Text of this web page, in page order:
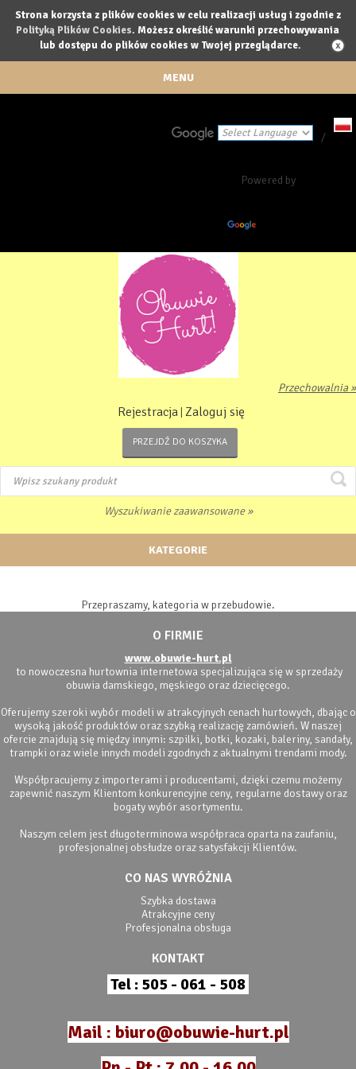
Strona korzysta z plików cookies w celu realizacji usług i zgodnie z
Polityką Plików Cookies. Możesz określić warunki przechowywania
lub dostępu do plików cookies w Twojej przeglądarce.
MENU
Powered by
/
Przechowalnia »
Rejestracja Zaloguj się
PRZEJDŹ DO KOSZYKA
Wyszukiwanie zaawansowane »
KATEGORIE
Przepraszamy, kategoria w przebudowie.
O FIRMIE
www.obuwie-hurt.pl
to nowoczesna hurtownia internetowa specjalizująca się w sprzedaży
obuwia damskiego, męskiego oraz dziecięcego.
Oferujemy szeroki wybór modeli w atrakcyjnych cenach hurtowych, dbając o
wysoką jakość produktów oraz szybką realizację zamówień. W naszej
ofercie znajdują się między innymi: szpilki, botki, kozaki, baleriny, sandały,
trampki oraz wiele innych modeli zgodnych z aktualnymi trendami mody.
Współpracujemy z importerami i producentami, dzięki czemu możemy
zapewnić naszym Klientom konkurencyjne ceny, regularne dostawy oraz
bogaty wybór asortymentu.
Naszym celem jest długoterminowa współpraca oparta na zaufaniu,
profesjonalnej obsłudze oraz satysfakcji Klientów.
CO NAS WYRÓŻNIA
Szybka dostawa
Atrakcyjne ceny
Profesjonalna obsługa
KONTAKT
Tel : 505 - 061 - 508
Mail : biuro@obuwie-hurt.pl